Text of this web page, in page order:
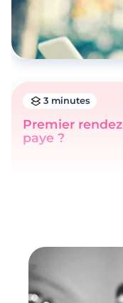
3 minutes
Premier
paye ?